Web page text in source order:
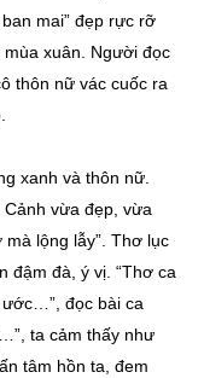
mai” đẹp rực rỡ
xuân. Người đọc
thôn nữ vác cuốc ra
xanh và thôn nữ.
vừa đẹp, vừa
lộng lẫy”. Thơ lục
đậm đà, ý vị. “Thơ ca
đọc bài ca
ta cảm thấy như
tâm hồn ta, đem